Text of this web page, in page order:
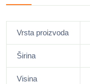
Vrsta proizvoda
Širina
Visina